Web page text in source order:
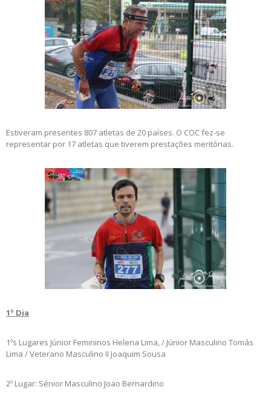
Estiveram presentes 807 atletas de 20 países. O COC fez-se
representar por 17 atletas que tiverem prestações meritórias.
1º Dia
1ºs Lugares Júnior Femininos Helena Lima, / Júnior Masculino Tomás
Lima / Veterano Masculino II Joaquim Sousa
2º Lugar: Sénior Masculino Joao Bernardino